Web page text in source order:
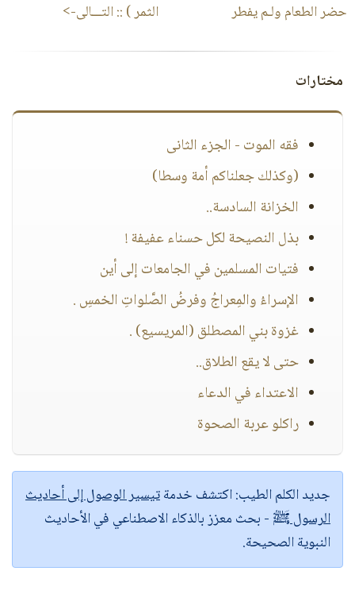
حضر الطعام ولـم يفطر
الثمر ) :: التـــالى->
مختارات
فقه الموت - الجزء الثانى
(وكذلك جعلناكم أمة وسطا)
الخزانة السادسة..
بذل النصيحة لكل حسناء عفيفة !
فتيات المسلمين في الجامعات إلى أين
الإسراءُ والمِعراجُ وفرضُ الصَّلواتِ الخمسِ .
غزوة بني المصطلق (المريسيع) .
حتى لا يقع الطلاق..
الاعتداء في الدعاء
راكلو عربة الصحوة
جديد الكلم الطيب:اكتشف خدمةتيسير الوصول إلى أحاديث
الرسول ﷺ - بحث معزز بالذكاء الاصطناعي في الأحاديث
النبوية الصحيحة.